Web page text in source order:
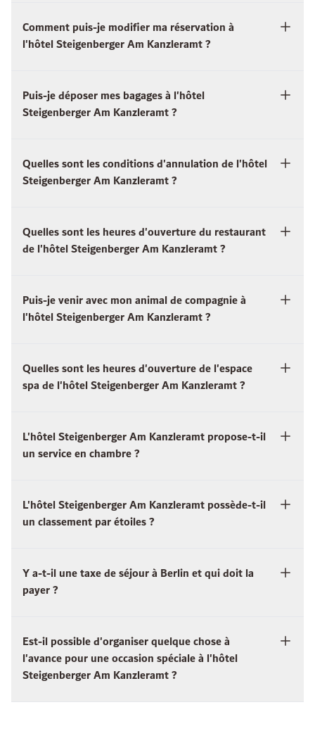
Comment puis-je modifier ma réservation à
l'hôtel Steigenberger Am Kanzleramt ?
Puis-je déposer mes bagages à l'hôtel
Steigenberger Am Kanzleramt ?
Quelles sont les conditions d'annulation de l'hôtel
Steigenberger Am Kanzleramt ?
Quelles sont les heures d'ouverture du restaurant
de l'hôtel Steigenberger Am Kanzleramt ?
Puis-je venir avec mon animal de compagnie à
l'hôtel Steigenberger Am Kanzleramt ?
Quelles sont les heures d'ouverture de l'espace
spa de l'hôtel Steigenberger Am Kanzleramt ?
L'hôtel Steigenberger Am Kanzleramt propose-t-il
un service en chambre ?
L'hôtel Steigenberger Am Kanzleramt possède-t-il
un classement par étoiles ?
Y a-t-il une taxe de séjour à Berlin et qui doit la
payer ?
Est-il possible d'organiser quelque chose à
l'avance pour une occasion spéciale à l'hôtel
Steigenberger Am Kanzleramt ?